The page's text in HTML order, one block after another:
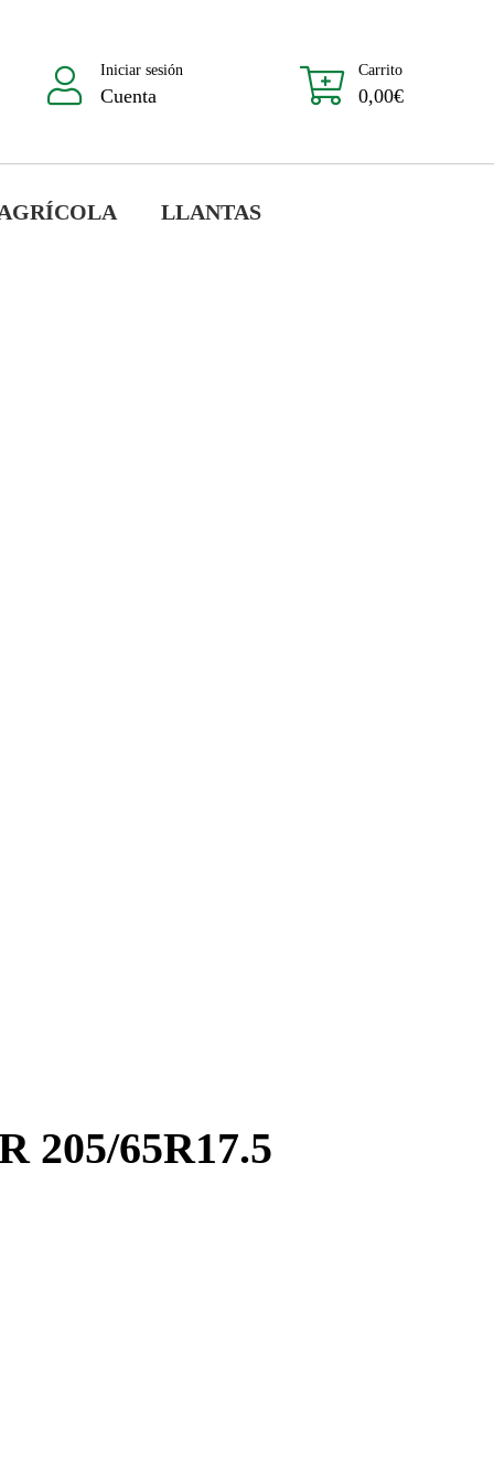
Iniciar sesión
Cuenta
Carrito
0,00€
LLANTAS
205/65R17.5